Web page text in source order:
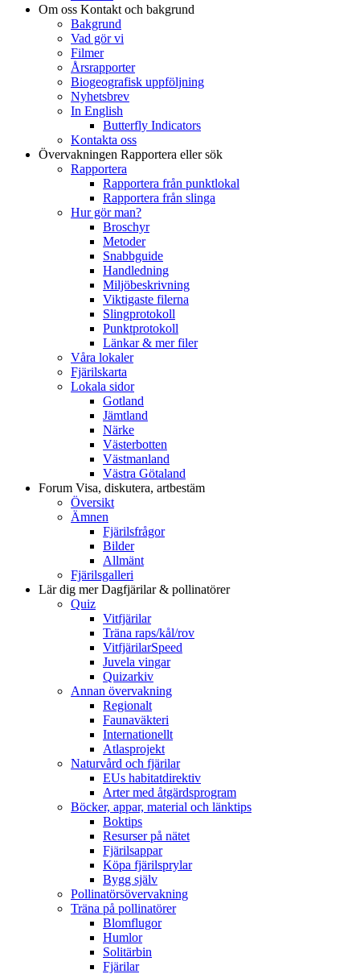
Om oss Kontakt och bakgrund
Bakgrund
Vad gör vi
Filmer
Årsrapporter
Biogeografisk uppföljning
Nyhetsbrev
In English
Butterfly Indicators
Kontakta oss
Övervakningen Rapportera eller sök
Rapportera
Rapportera från punktlokal
Rapportera från slinga
Hur gör man?
Broschyr
Metoder
Snabbguide
Handledning
Miljöbeskrivning
Viktigaste filerna
Slingprotokoll
Punktprotokoll
Länkar & mer filer
Våra lokaler
Fjärilskarta
Lokala sidor
Gotland
Jämtland
Närke
Västerbotten
Västmanland
Västra Götaland
Forum Visa, diskutera, artbestäm
Översikt
Ämnen
Fjärilsfrågor
Bilder
Allmänt
Fjärilsgalleri
Lär dig merDagfjärilar & pollinatörer
Quiz
Vitfjärilar
Träna raps/kål/rov
VitfjärilarSpeed
Juvela vingar
Quizarkiv
Annan övervakning
Regionalt
Faunaväkteri
Internationellt
Atlasprojekt
Naturvård och fjärilar
EUs habitatdirektiv
Arter med åtgärdsprogram
Böcker, appar, material och länktips
Boktips
Resurser på nätet
Fjärilsappar
Köpa fjärilsprylar
Bygg själv
Pollinatörsövervakning
Träna på pollinatörer
Blomflugor
Humlor
Solitärbin
Fjärilar